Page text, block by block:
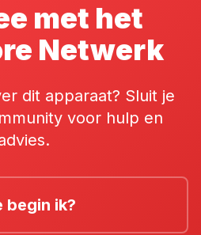
met het
Netwerk
dit apparaat? Sluit je
voor hulp en
begin ik?